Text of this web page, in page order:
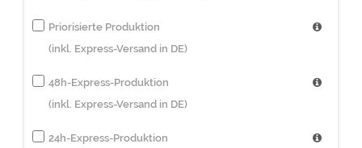
Priorisierte Produktion
(inkl. Express-Versand in DE)
48h-Express-Produktion
(inkl. Express-Versand in DE)
24h-Express-Produktion